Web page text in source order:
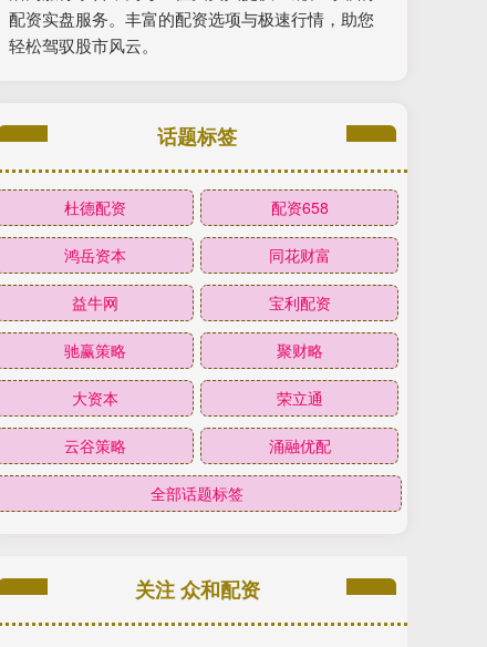
配资实盘服务。丰富的配资选项与极速行情，助您
轻松驾驭股市风云。
话题标签
杜德配资 配资658
鸿岳资本 同花财富
益牛网 宝利配资
驰赢策略 聚财略
大资本 荣立通
云谷策略 涌融优配
全部话题标签
关注 众和配资